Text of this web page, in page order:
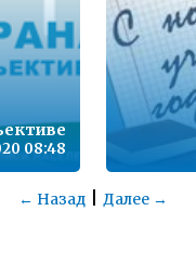
08:48
← Назад Далее →